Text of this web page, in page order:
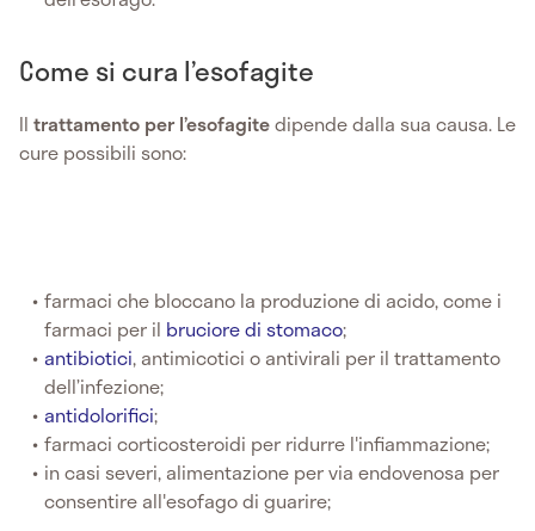
Come si cura l’esofagite
Il trattamento per l’esofagitedipende dalla sua causa. Le
cure possibili sono:
farmaci che bloccano la produzione di acido, come i
farmaci per il bruciore di stomaco;
antibiotici, antimicotici o antivirali per il trattamento
dell’infezione;
antidolorifici;
farmaci corticosteroidi per ridurre l'infiammazione;
in casi severi, alimentazione per via endovenosa per
consentire all'esofago di guarire;